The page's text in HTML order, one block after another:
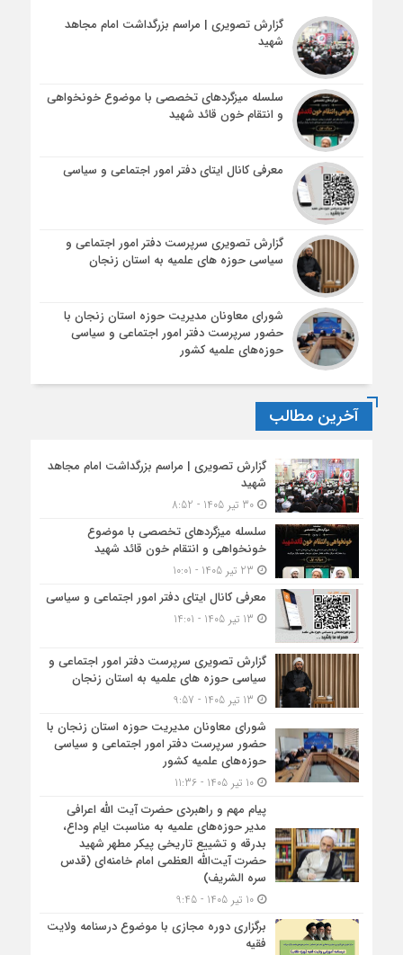
گزارش تصویری | مراسم بزرگداشت امام مجاهد
شهید
سلسله میزگردهای تخصصی با موضوع خونخواهی
و انتقام خون قائد شهید
معرفی کانال ایتای دفتر امور اجتماعی و سیاسی
گزارش تصویری سرپرست دفتر امور اجتماعی و
سیاسی حوزه های علمیه به استان زنجان
شورای معاونان مدیریت حوزه استان زنجان با
حضور سرپرست دفتر امور اجتماعی و سیاسی
حوزه‌های علمیه کشور
آخرین مطالب
گزارش تصویری | مراسم بزرگداشت امام مجاهد
شهید
30 تیر 1405 - 8:52
سلسله میزگردهای تخصصی با موضوع
خونخواهی و انتقام خون قائد شهید
معرفی کانال ایتای دفتر امور اجتماعی و سیاسی
گزارش تصویری سرپرست دفتر امور اجتماعی و
سیاسی حوزه های علمیه به استان زنجان
شورای معاونان مدیریت حوزه استان زنجان با
حضور سرپرست دفتر امور اجتماعی و سیاسی
حوزه‌های علمیه کشور
10 تیر 1405 - 11:36
پیام مهم و راهبردی حضرت آیت الله اعرافی
مدیر حوزه‌های علمیه به مناسبت ایام وداع،
بدرقه و تشییع تاریخی پیکر مطهر شهید
حضرت آیت‌الله العظمی امام خامنه‌ای (قدس
سره الشریف)
10 تیر 1405 - 9:45
برگزاری دوره مجازی با موضوع درسنامه ولایت
فقیه